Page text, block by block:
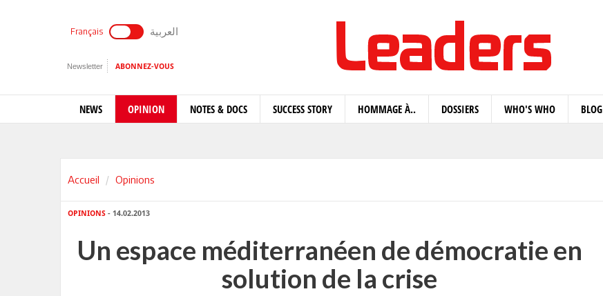
Français العربية
Newsletter ABONNEZ-VOUS
NEWS OPINION NOTES & DOCS SUCCESS STORY HOMMAGE À.. DOSSIERS WHO'S WHO BLOG
Accueil Opinions
OPINIONS - 14.02.2013
Un espace méditerranéen de démocratie en
solution de la crise